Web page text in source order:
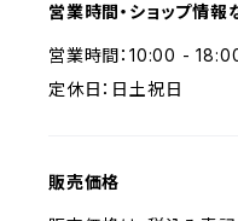
営業時間・ショップ情報
営業時間：10:00 -
定休日：日土祝日
販売価格